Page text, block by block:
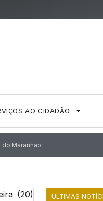
AO CIDADÃO
Maranhão
(20)
ÚLTIMAS